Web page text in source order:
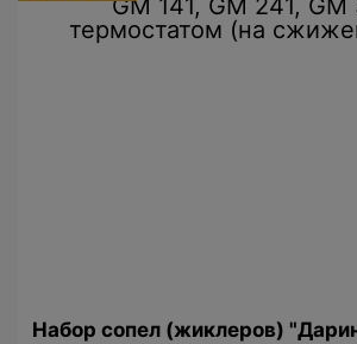
Набор сопел (жиклеров)